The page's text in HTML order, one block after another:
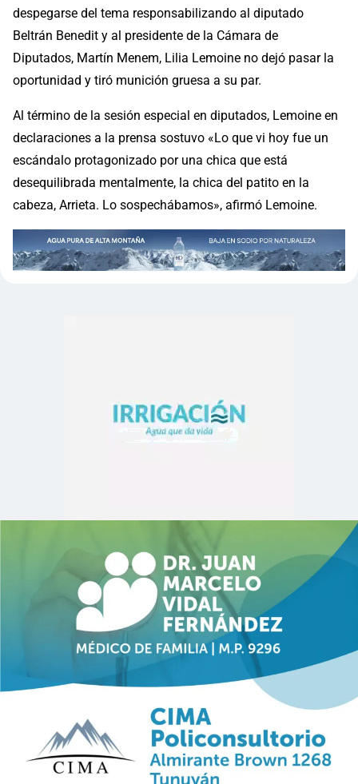
despegarse del tema responsabilizando al diputado
Beltrán Benedit y al presidente de la Cámara de
Diputados, Martín Menem, Lilia Lemoine no dejó pasar la
oportunidad y tiró munición gruesa a su par.
Al término de la sesión especial en diputados, Lemoine en
declaraciones a la prensa sostuvo «Lo que vi hoy fue un
escándalo protagonizado por una chica que está
desequilibrada mentalmente, la chica del patito en la
cabeza, Arrieta. Lo sospechábamos», afirmó Lemoine.